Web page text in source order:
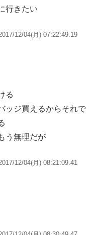
行きたい
12/04(月) 07:22:49.19
る
ッジ買えるからそれで
う無理だが
12/04(月) 08:21:09.41